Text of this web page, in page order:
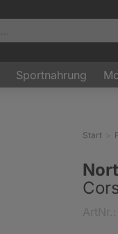
Sportnahrung
Start